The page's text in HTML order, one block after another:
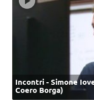
Incontri - Simone
Coero Borga)